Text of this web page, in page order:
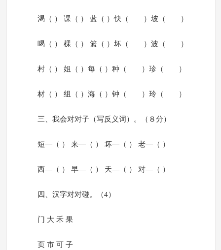
渴（ ） 课（ ） 蓝（ ）快（ ）坡（ ）
喝（ ） 棵（ ） 篮（ ）坏（ ）波（ ）
村（ ） 姐（ ）每（ ）种（ ）珍（ ）
材（ ） 组（ ）海（ ）钟（ ）玲（ ）
三、我会对对子（写反义词）。（８分）
短—（ ） 来—（ ） 坏—（ ） 老—（ ）
西—（ ） 早—（ ） 天—（ ） 对—（ ）
四、汉字对对碰。（4）
门 大 禾 果
页 市 可 子